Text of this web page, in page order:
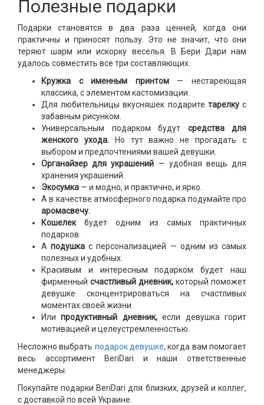
Полезные подарки
Подарки становятся в два раза ценней, когда они
практичны и приносят пользу. Это не значит, что они
теряют шарм или искорку веселья. В Бери Дари нам
удалось совместить все три составляющих.
Кружка с именным принтом— нестареющая
классика, с элементом кастомизации.
Для любительницы вкусняшек подарите тарелкус
забавным рисунком.
Универсальным подарком будут средства для
женского ухода.Но тут важно не прогадать с
выбором и предпочтениями вашей девушки.
Органайзер для украшений — удобная вещь для
хранения украшений.
Экосумка — и модно, и практично, и ярко.
А в качестве атмосферного подарка подумайте про
аромасвечу.
Кошелекбудет одним из самых практичных
подарков.
Аподушка с персонализацией — одним из самых
полезных и удобных.
Красивым и интересным подарком будет наш
фирменный счастливый дневник, который поможет
девушке сконцентрироваться на счастливых
моментах своей жизни.
Илипродуктивный дневник,если девушка горит
мотивацией и целеустремленностью.
Несложно выбрать подарок девушке, когда вам помогает
весь ассортимент BeriDari и наши ответственные
менеджеры.
Покупайте подарки BeriDari для близких, друзей и коллег,
с доставкой по всей Украине.